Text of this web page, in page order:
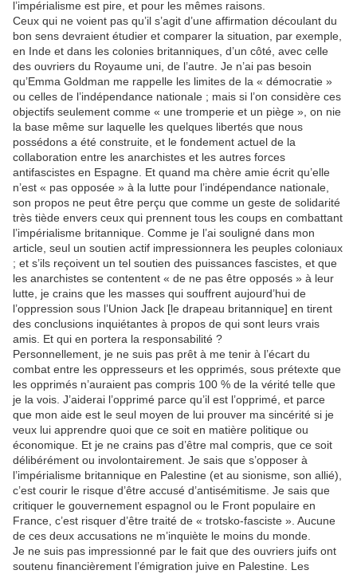
l’impérialisme est pire, et pour les mêmes raisons.
Ceux qui ne voient pas qu’il s’agit d’une affirmation découlant du
bon sens devraient étudier et comparer la situation, par exemple,
en Inde et dans les colonies britanniques, d’un côté, avec celle
des ouvriers du Royaume uni, de l’autre. Je n’ai pas besoin
qu’Emma Goldman me rappelle les limites de la « démocratie »
ou celles de l’indépendance nationale ; mais si l’on considère ces
objectifs seulement comme « une tromperie et un piège », on nie
la base même sur laquelle les quelques libertés que nous
possédons a été construite, et le fondement actuel de la
collaboration entre les anarchistes et les autres forces
antifascistes en Espagne. Et quand ma chère amie écrit qu’elle
n’est « pas opposée » à la lutte pour l’indépendance nationale,
son propos ne peut être perçu que comme un geste de solidarité
très tiède envers ceux qui prennent tous les coups en combattant
l’impérialisme britannique. Comme je l’ai souligné dans mon
article, seul un soutien actif impressionnera les peuples coloniaux
; et s’ils reçoivent un tel soutien des puissances fascistes, et que
les anarchistes se contentent « de ne pas être opposés » à leur
lutte, je crains que les masses qui souffrent aujourd’hui de
l’oppression sous l’Union Jack [le drapeau britannique] en tirent
des conclusions inquiétantes à propos de qui sont leurs vrais
amis. Et qui en portera la responsabilité ?
Personnellement, je ne suis pas prêt à me tenir à l’écart du
combat entre les oppresseurs et les opprimés, sous prétexte que
les opprimés n’auraient pas compris 100 % de la vérité telle que
je la vois. J’aiderai l’opprimé parce qu’il est l’opprimé, et parce
que mon aide est le seul moyen de lui prouver ma sincérité si je
veux lui apprendre quoi que ce soit en matière politique ou
économique. Et je ne crains pas d’être mal compris, que ce soit
délibérément ou involontairement. Je sais que s’opposer à
l’impérialisme britannique en Palestine (et au sionisme, son allié),
c’est courir le risque d’être accusé d’antisémitisme. Je sais que
critiquer le gouvernement espagnol ou le Front populaire en
France, c’est risquer d’être traité de « trotsko-fasciste ». Aucune
de ces deux accusations ne m’inquiète le moins du monde.
Je ne suis pas impressionné par le fait que des ouvriers juifs ont
soutenu financièrement l’émigration juive en Palestine. Les